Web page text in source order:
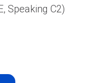
Speaking C2)